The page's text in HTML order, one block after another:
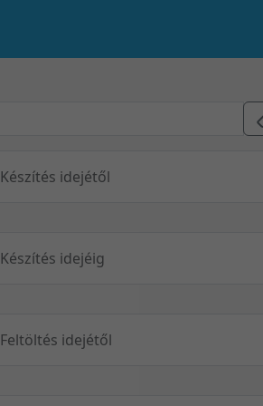
Készítés idejétől
Készítés idejéig
Feltöltés idejétől